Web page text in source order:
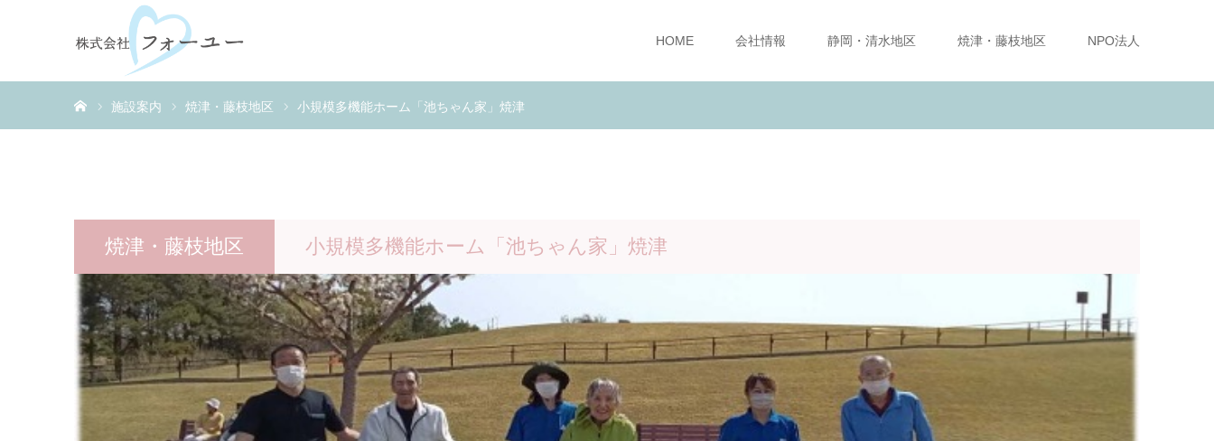
HOME 会社情報 静岡・清水地区 焼津・藤枝地区 NPO法人
施設案内 焼津・藤枝地区 小規模多機能ホーム「池ちゃん家」焼津
焼津・藤枝地区 小規模多機能ホーム「池ちゃん家」焼津